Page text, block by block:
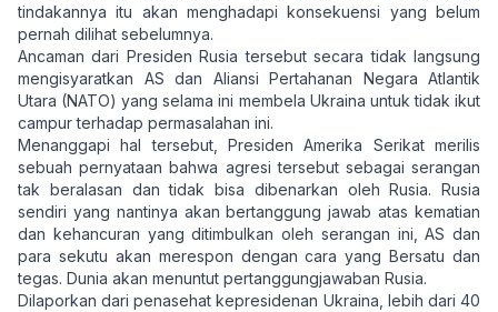
tindakannya itu akan menghadapi konsekuensi yang belum
pernah dilihat sebelumnya.
Ancaman dari Presiden Rusia tersebut secara tidak langsung
mengisyaratkan AS dan Aliansi Pertahanan Negara Atlantik
Utara (NATO) yang selama ini membela Ukraina untuk tidak ikut
campur terhadap permasalahan ini.
Menanggapi hal tersebut, Presiden Amerika Serikat merilis
sebuah pernyataan bahwa agresi tersebut sebagai serangan
tak beralasan dan tidak bisa dibenarkan oleh Rusia. Rusia
sendiri yang nantinya akan bertanggung jawab atas kematian
dan kehancuran yang ditimbulkan oleh serangan ini, AS dan
para sekutu akan merespon dengan cara yang Bersatu dan
tegas. Dunia akan menuntut pertanggungjawaban Rusia.
Dilaporkan dari penasehat kepresidenan Ukraina, lebih dari 40